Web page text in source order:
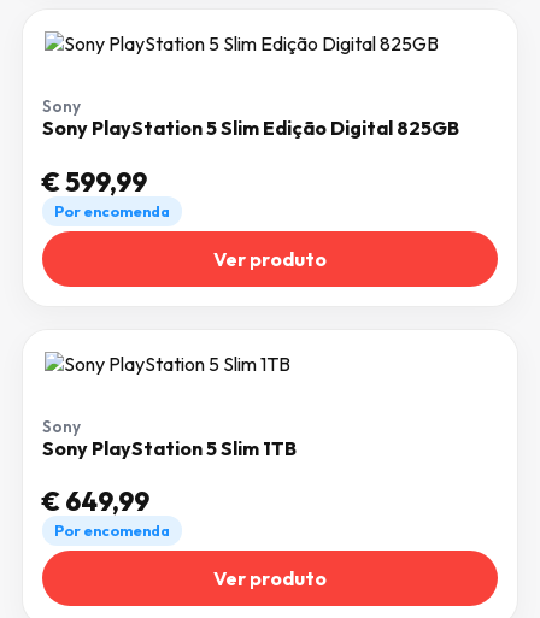
Sony
Sony PlayStation 5 Slim Edição Digital 825GB
€599,99
Por encomenda
Ver produto
Sony
Sony PlayStation 5 Slim 1TB
€649,99
Por encomenda
Ver produto